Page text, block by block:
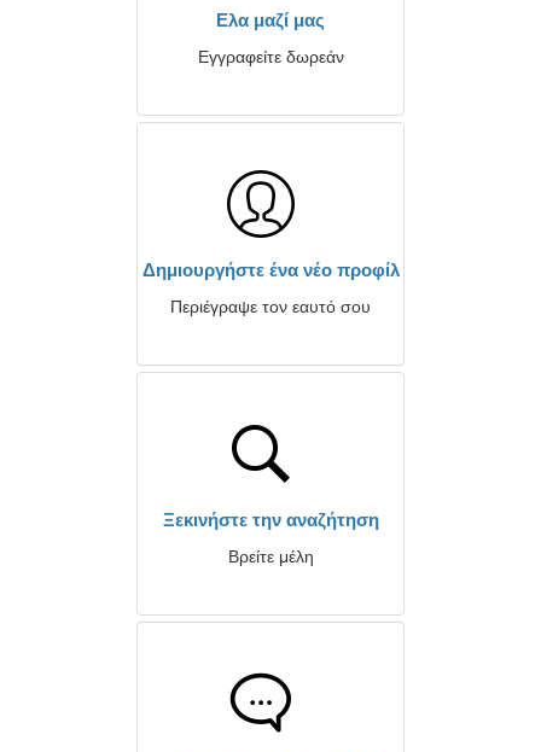
Ελα μαζί μας
Εγγραφείτε δωρεάν
Δημιουργήστε ένα νέο προφίλ
Περιέγραψε τον εαυτό σου
Ξεκινήστε την αναζήτηση
Βρείτε μέλη